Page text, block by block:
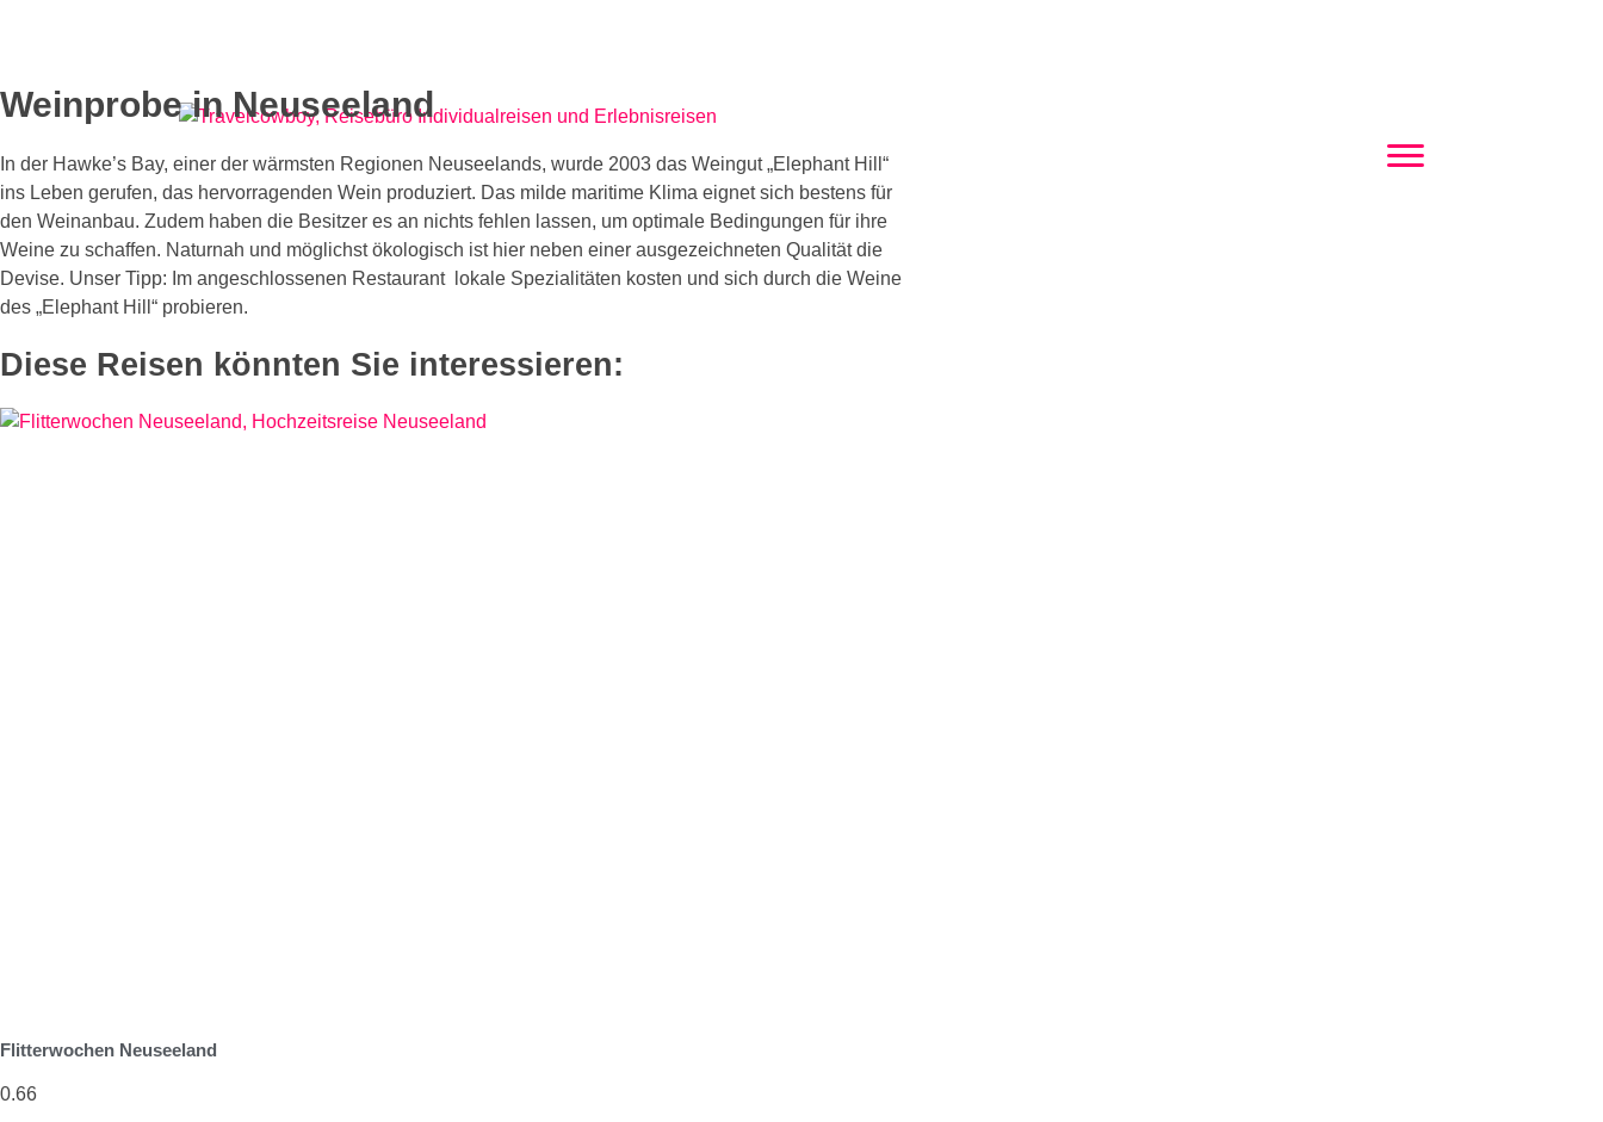
Weinprobe in Neuseeland
In der Hawke’s Bay, einer der wärmsten Regionen Neuseelands, wurde 2003 das Weingut „Elephant Hill“
ins Leben gerufen, das hervorragenden Wein produziert. Das milde maritime Klima eignet sich bestens für
den Weinanbau. Zudem haben die Besitzer es an nichts fehlen lassen, um optimale Bedingungen für ihre
Weine zu schaffen. Naturnah und möglichst ökologisch ist hier neben einer ausgezeichneten Qualität die
Devise. Unser Tipp: Im angeschlossenen Restaurant lokale Spezialitäten kosten und sich durch die Weine
des „Elephant Hill“ probieren.
Diese Reisen könnten Sie interessieren:
Flitterwochen Neuseeland